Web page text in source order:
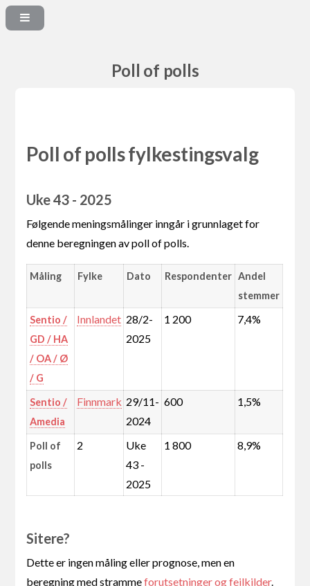
Poll of polls
Poll of polls fylkestingsvalg
Uke 43 - 2025
Følgende meningsmålinger inngår i grunnlaget for
denne beregningen av poll of polls.
Måling Fylke Dato Respondenter Andel
stemmer
Sentio /
GD / HA
/ OA / Ø
/ G
Innlandet 28/2-
2025
1 200 7,4%
Sentio /
Amedia
Finnmark 29/11-
2024
600 1,5%
Poll of
polls
2
Uke
43 -
2025
1 800 8,9%
Sitere?
Dette er ingen måling eller prognose, men en
beregning med strammeforutsetninger og feilkilder.